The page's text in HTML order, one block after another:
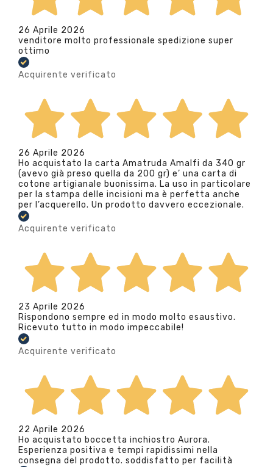
26 Aprile 2026
venditore molto professionale spedizione super
ottimo
Acquirente verificato
26 Aprile 2026
Ho acquistato la carta Amatruda Amalfi da 340 gr
(avevo già preso quella da 200 gr) e’ una carta di
cotone artigianale buonissima. La uso in particolare
per la stampa delle incisioni ma è perfetta anche
per l’acquerello. Un prodotto davvero eccezionale.
Acquirente verificato
23 Aprile 2026
Rispondono sempre ed in modo molto esaustivo.
Ricevuto tutto in modo impeccabile!
Acquirente verificato
22 Aprile 2026
Ho acquistato boccetta inchiostro Aurora.
Esperienza positiva e tempi rapidissimi nella
consegna del prodotto. soddisfatto per facilità